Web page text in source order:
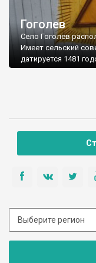
Гоголев
Село Гоголев
Имеет сельский
датируется 1481
казацким